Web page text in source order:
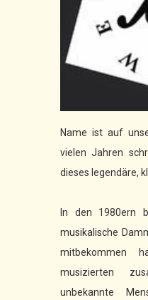
Name ist auf
vielen Jahren
dieses legendäre,
In den 1980ern
musikalische
mitbekommen
musizierten
unbekannte